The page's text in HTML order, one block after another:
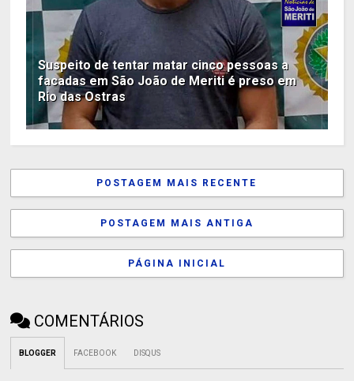
Suspeito de tentar matar cinco pessoas a
facadas em São João de Meriti é preso em
Rio das Ostras
POSTAGEM MAIS RECENTE
POSTAGEM MAIS ANTIGA
PÁGINA INICIAL
COMENTÁRIOS
BLOGGER FACEBOOK DISQUS